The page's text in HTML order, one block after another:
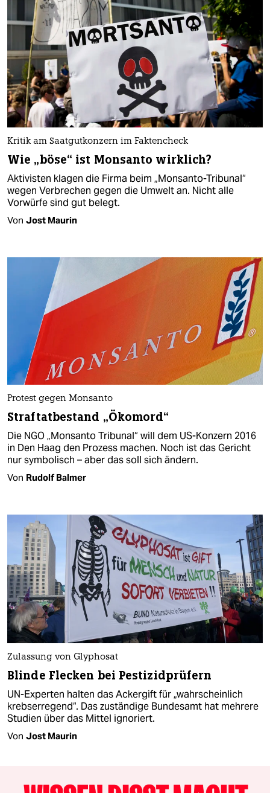
Kritik am Saatgutkonzern im Faktencheck
Wie „böse“ ist Monsanto wirklich?
Aktivisten klagen die Firma beim „Monsanto-Tribunal“
wegen Verbrechen gegen die Umwelt an. Nicht alle
Vorwürfe sind gut belegt.
Von Jost Maurin
Protest gegen Monsanto
Straftatbestand „Ökomord“
Die NGO „Monsanto Tribunal“ will dem US-Konzern 2016
in Den Haag den Prozess machen. Noch ist das Gericht
nur symbolisch – aber das soll sich ändern.
Von Rudolf Balmer
Zulassung von Glyphosat
Blinde Flecken bei Pestizidprüfern
UN-Experten halten das Ackergift für „wahrscheinlich
krebserregend“. Das zuständige Bundesamt hat mehrere
Studien über das Mittel ignoriert.
Von Jost Maurin